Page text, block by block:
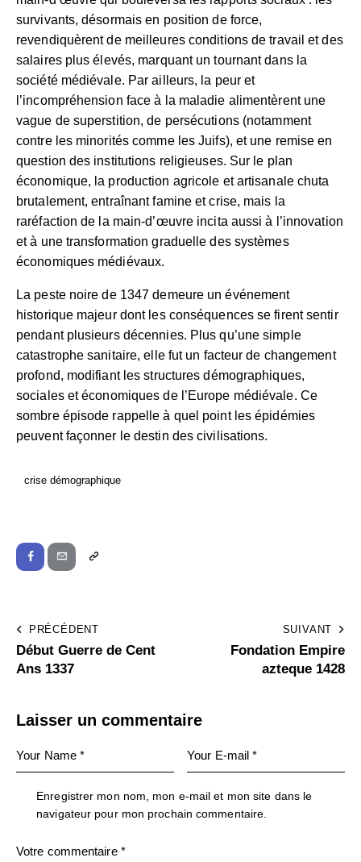
survivants, désormais en position de force,
revendiquèrent de meilleures conditions de travail et des
salaires plus élevés, marquant un tournant dans la
société médiévale. Par ailleurs, la peur et
l’incompréhension face à la maladie alimentèrent une
vague de superstition, de persécutions (notamment
contre les minorités comme les Juifs), et une remise en
question des institutions religieuses. Sur le plan
économique, la production agricole et artisanale chuta
brutalement, entraînant famine et crise, mais la
raréfaction de la main-d’œuvre incita aussi à l’innovation
et à une transformation graduelle des systèmes
économiques médiévaux.
La peste noire de 1347 demeure un événement
historique majeur dont les conséquences se firent sentir
pendant plusieurs décennies. Plus qu’une simple
catastrophe sanitaire, elle fut un facteur de changement
profond, modifiant les structures démographiques,
sociales et économiques de l’Europe médiévale. Ce
sombre épisode rappelle à quel point les épidémies
peuvent façonner le destin des civilisations.
crise démographique
PRÉCÉDENT
Début Guerre de Cent
Ans 1337
SUIVANT
Fondation Empire
azteque 1428
Laisser un commentaire
Enregistrer mon nom, mon e-mail et mon site dans le
navigateur pour mon prochain commentaire.